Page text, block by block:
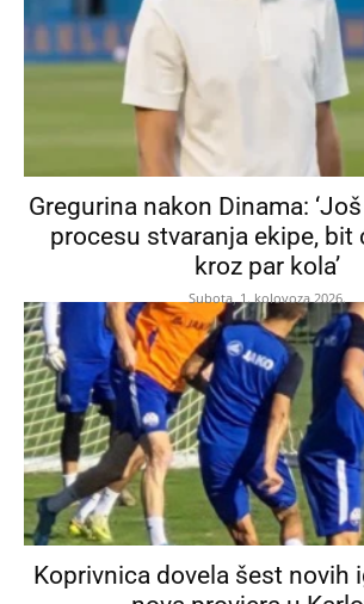
Gregurina nakon Dinama:
procesu stvaranja ekipe, bit
kroz par kola’
Subota, 1. kolovoza 2026.
Koprivnica dovela šest novih